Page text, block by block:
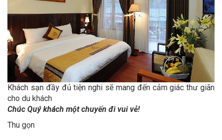
Khách sạn đầy đủ tiện nghi sẽ mang đến cảm giác thư giãn
cho du khách
Chúc Quý khách một chuyến đi vui vẻ!
Thu gọn